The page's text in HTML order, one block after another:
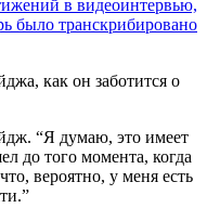
в видеоинтервью,
было транскрибировано
как он заботится о
“Я думаю, это имеет
до того момента, когда
вероятно, у меня есть